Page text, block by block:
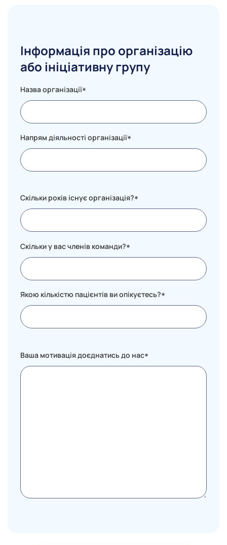
Інформація про організацію
або ініціативну групу
Назва організації*
Напрям діяльності організації*
Скільки років існує організація?*
Скільки у вас членів команди?*
Якою кількістю пацієнтів ви опікуєтесь?*
Ваша мотивація доєднатись до нас*